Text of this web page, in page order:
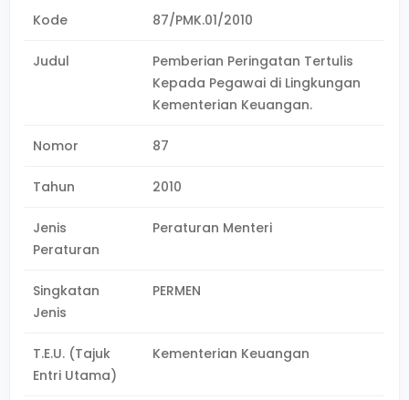
Kode 87/PMK.01/2010
Judul
Pemberian Peringatan Tertulis
Kepada Pegawai di Lingkungan
Kementerian Keuangan.
Nomor 87
Tahun 2010
Jenis
Peraturan
Peraturan Menteri
Singkatan
Jenis
PERMEN
T.E.U. (Tajuk
Entri Utama)
Kementerian Keuangan